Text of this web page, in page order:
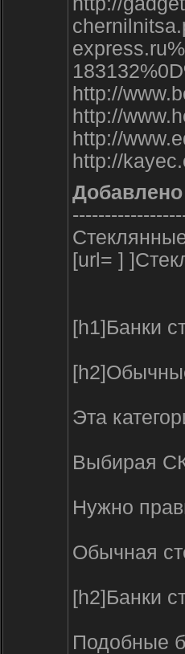
http://
http://
http://
http://
Добавлено
[url= ]
[h1]Банки
Эта
Выбирая
Нужно
Обычная
[h2]Банки
Подобные